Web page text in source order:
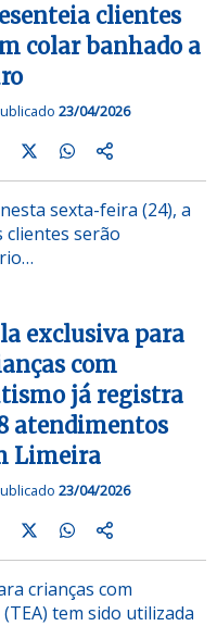
clientes
colar banhado a
23/04/2026
sexta-feira (24), a
clientes serão
exclusiva para
com
já registra
atendimentos
Limeira
23/04/2026
crianças com
tem sido utilizada